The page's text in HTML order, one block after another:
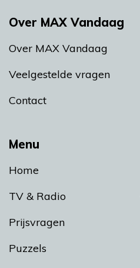
Menu
Home
TV & Radio
Prijsvragen
Puzzels
Over MAX Vandaag
Over MAX Vandaag
Veelgestelde vragen
Contact